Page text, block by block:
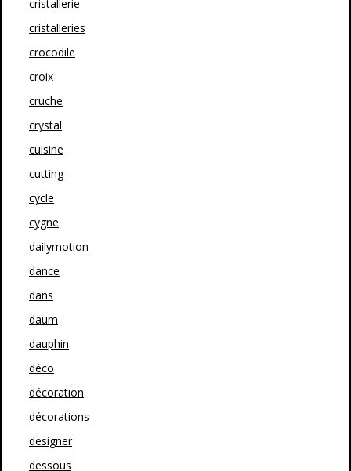
cristallerie
cristalleries
crocodile
croix
cruche
crystal
cuisine
cutting
cycle
cygne
dailymotion
dance
dans
daum
dauphin
déco
décoration
décorations
designer
dessous